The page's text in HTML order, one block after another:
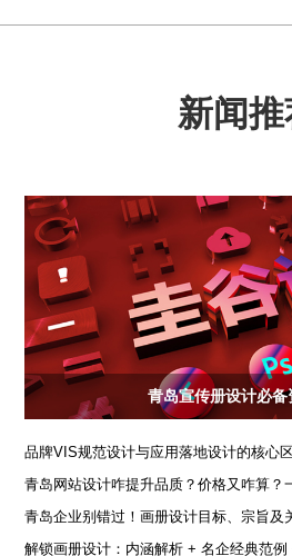
新闻
青岛宣传册设计必备
品牌VIS规范设计与应用落地设计的核心
青岛网站设计咋提升品质？价格又咋算？
青岛企业别错过！画册设计目标、宗旨及